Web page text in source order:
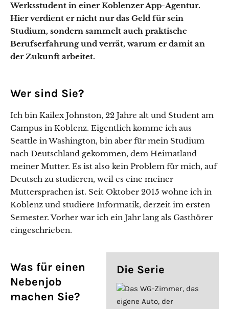
Werksstudent in einer Koblenzer App-Agentur.
Hier verdient er nicht nur das Geld für sein
Studium, sondern sammelt auch praktische
Berufserfahrung und verrät, warum er damit an
der Zukunft arbeitet.
Wer sind Sie?
Ich bin Kailex Johnston, 22 Jahre alt und Student am
Campus in Koblenz. Eigentlich komme ich aus
Seattle in Washington, bin aber für mein Studium
nach Deutschland gekommen, dem Heimatland
meiner Mutter. Es ist also kein Problem für mich, auf
Deutsch zu studieren, weil es eine meiner
Muttersprachen ist. Seit Oktober 2015 wohne ich in
Koblenz und studiere Informatik, derzeit im ersten
Semester. Vorher war ich ein Jahr lang als Gasthörer
eingeschrieben.
Die Serie
Das WG-Zimmer, das
eigene Auto, der
Was für einen
Nebenjob
machen Sie?